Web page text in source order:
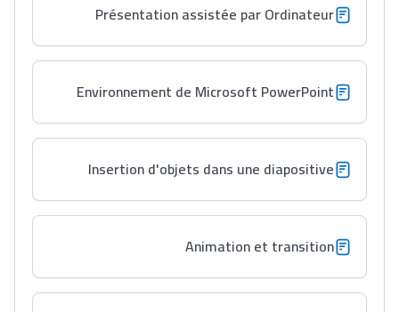
Présentation assistée par Ordinateur
Environnement de Microsoft PowerPoint
Insertion d'objets dans une diapositive
Animation et transition